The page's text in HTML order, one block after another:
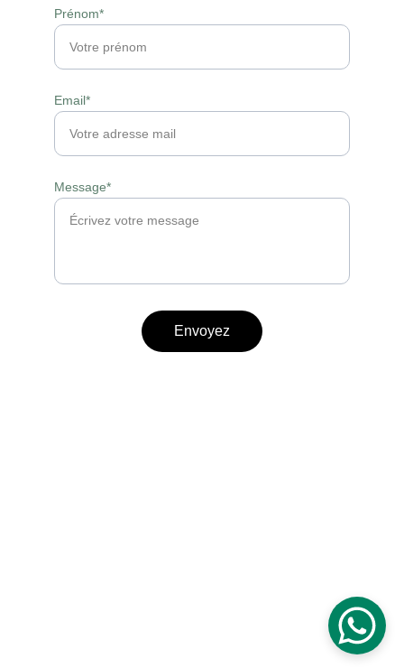
Prénom*
Email*
Message*
Envoyez
Cazères, Noé, Montesquieu Volvestre, Capens, Rieumes,